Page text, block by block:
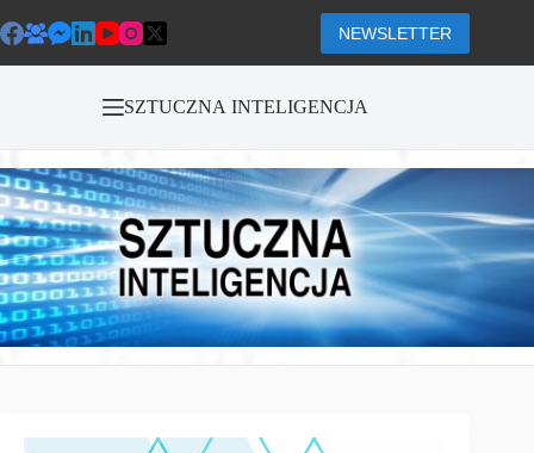
do
treści
NEWSLETTER
SZTUCZNA INTELIGENCJA